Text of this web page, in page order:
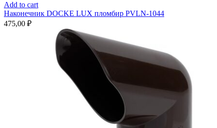
Add to cart
Наконечник DOCKE LUX пломбир PVLN-1044
475,00 ₽